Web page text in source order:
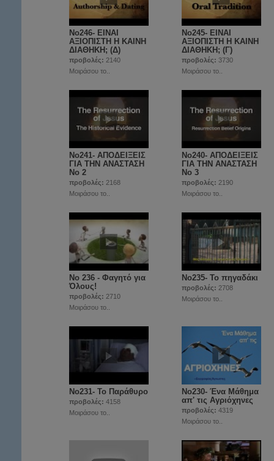
No246- ΕΙΝΑΙ
ΑΞΙΟΠΙΣΤΗ Η ΚΑΙΝΗ
ΔΙΑΘΗΚΗ; (Δ)
προβολές: 2140
Μοιράσου το..
No245- ΕΙΝΑΙ
ΑΞΙΟΠΙΣΤΗ Η ΚΑΙΝΗ
ΔΙΑΘΗΚΗ; (Γ)
προβολές: 3730
Μοιράσου το..
No241- ΑΠΟΔΕΙΞΕΙΣ
ΓΙΑ ΤΗΝ ΑΝΑΣΤΑΣΗ
Νο 2
προβολές: 2168
Μοιράσου το..
No240- ΑΠΟΔΕΙΞΕΙΣ
ΓΙΑ ΤΗΝ ΑΝΑΣΤΑΣΗ
Νο 3
προβολές: 2190
Μοιράσου το..
Νο 236 - Φαγητό για
Όλους!
προβολές: 2710
Μοιράσου το..
Nο235- Το πηγαδάκι
προβολές: 2708
Μοιράσου το..
No231- Το Παράθυρο
προβολές: 4158
Μοιράσου το..
No230- Ένα Μάθημα
απ' τις Aγριόχηνες
προβολές: 4319
Μοιράσου το..